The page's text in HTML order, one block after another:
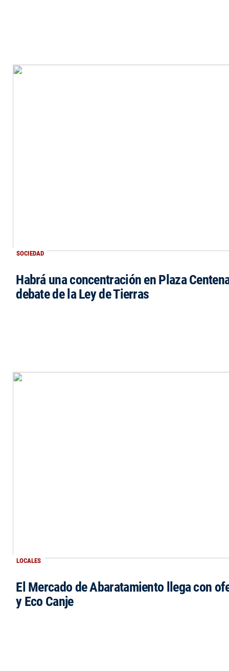
SOCIEDAD
Habrá una concentración en Plaza
debate de la Ley de Tierras
LOCALES
El Mercado de Abaratamiento llega con
y Eco Canje